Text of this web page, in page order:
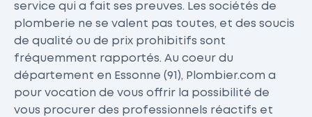
service qui a fait ses preuves. Les sociétés de
plomberie ne se valent pas toutes, et des soucis
de qualité ou de prix prohibitifs sont
fréquemment rapportés. Au coeur du
département en Essonne (91), Plombier.com a
pour vocation de vous offrir la possibilité de
vous procurer des professionnels réactifs et